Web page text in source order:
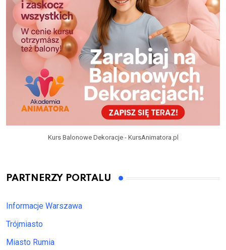
Kurs Balonowe Dekoracje - KursAnimatora.pl
PARTNERZY PORTALU
Informacje Warszawa
Trójmiasto
Miasto Rumia